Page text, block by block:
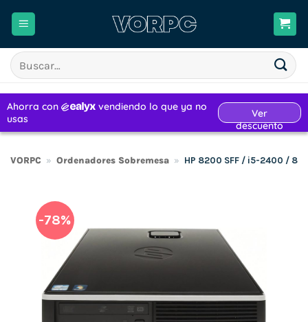
Buscar
por:
VORPC » Ordenadores Sobremesa » HP 8200 SFF / i5-2400 /
-78%